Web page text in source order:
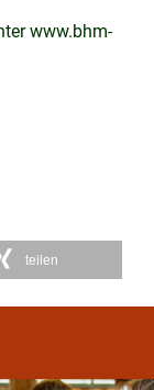
www.bhm-
teilen